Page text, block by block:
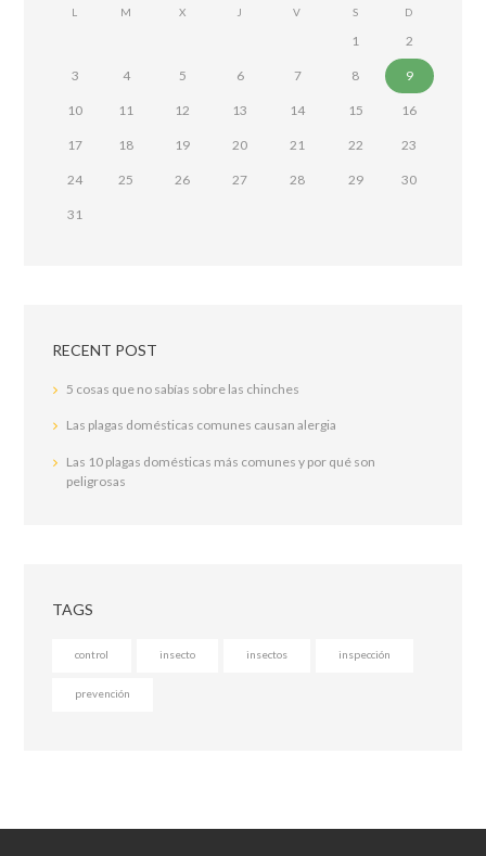
L M X J V S D
1 2
3 4 5 6 7 8 9
10 11 12 13 14 15 16
17 18 19 20 21 22 23
24 25 26 27 28 29 30
31
RECENT POST
5 cosas que no sabías sobre las chinches
Las plagas domésticas comunes causan alergia
Las 10 plagas domésticas más comunes y por qué son
peligrosas
TAGS
control insecto insectos inspección
prevención